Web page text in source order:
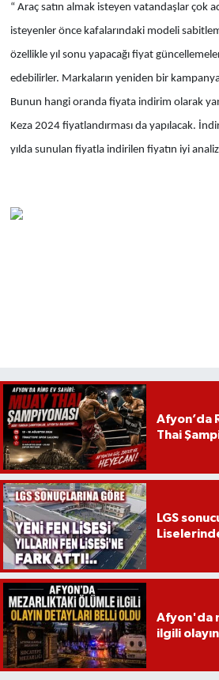
“ Araç satın almak isteyen vatandaşlar çok
isteyenler önce kafalarındaki modeli
özellikle yıl sonu yapacağı fiyat
edebilirler. Markaların yeniden bir
Bunun hangi oranda fiyata indirim olarak
Keza 2024 fiyatlandırması da yapılacak.
yılda sunulan fiyatla indirilen fiyatın iyi
Afyon’da
Thai
LGS
Afyon'da
ilgili